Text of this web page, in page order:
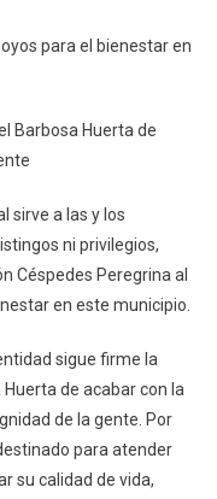
Distingo
Ni
Privilegios:
Gobernador
Peregrina
para el bienestar en
Barbosa Huerta de
sirve a las y los
ni privilegios,
Céspedes Peregrina al
en este municipio.
sigue firme la
de acabar con la
de la gente. Por
para atender
su calidad de vida,